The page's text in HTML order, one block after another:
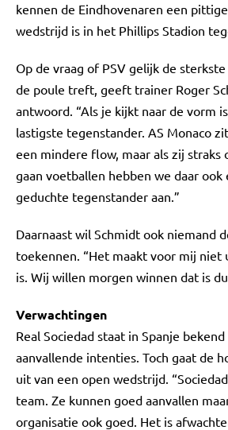
kennen de Eindhovenaren een
wedstrijd is in het Phillips Stadion
Op de vraag of PSV gelijk de
de poule treft, geeft trainer Roger
antwoord. “Als je kijkt naar de vorm
lastigste tegenstander. AS Monaco
een mindere flow, maar als zij straks
gaan voetballen hebben we daar ook
geduchte tegenstander aan.”
Daarnaast wil Schmidt ook niemand
toekennen. “Het maakt voor mij
is. Wij willen morgen winnen dat is
Verwachtingen
Real Sociedad staat in Spanje
aanvallende intenties. Toch gaat de
uit van een open wedstrijd.
team. Ze kunnen goed aanvallen
organisatie ook goed. Het is